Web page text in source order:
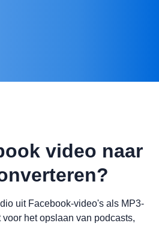
video naar
uit Facebook-video's als MP3-
voor het opslaan van podcasts,